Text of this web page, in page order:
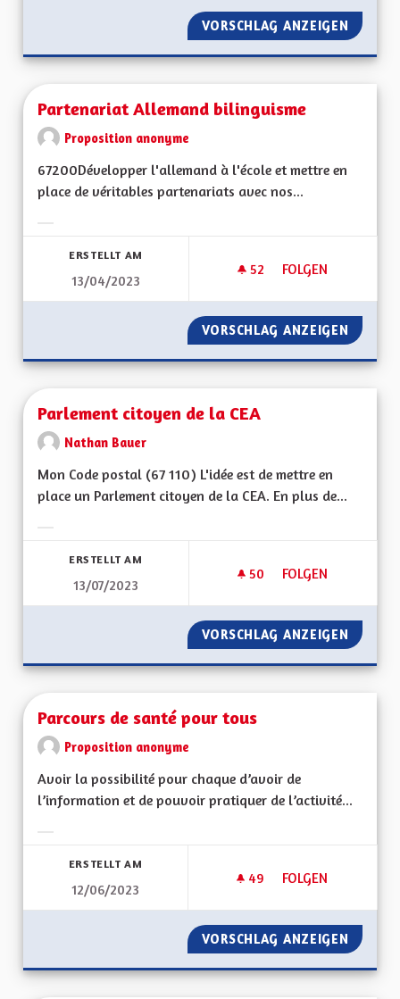
VORSCHLAG ANZEIGEN
Partenariat Allemand bilinguisme
Proposition anonyme
67200Développer l'allemand à l'école et mettre en
place de véritables partenariats avec nos...
ERSTELLT AM
13/04/2023
52 52 FOLLOWER
FOLGEN
PARTENARIAT
VORSCHLAG ANZEIGEN
Parlement citoyen de la CEA
Nathan Bauer
Mon Code postal (67 110) L'idée est de mettre en
place un Parlement citoyen de la CEA. En plus de...
ERSTELLT AM
13/07/2023
50 50 FOLLOWER
FOLGEN
PARLEMENT
VORSCHLAG ANZEIGEN
Parcours de santé pour tous
Proposition anonyme
Avoir la possibilité pour chaque d’avoir de
l’information et de pouvoir pratiquer de l’activité...
ERSTELLT AM
12/06/2023
49 49 FOLLOWER
FOLGEN
PARCOURS DE
VORSCHLAG ANZEIGEN